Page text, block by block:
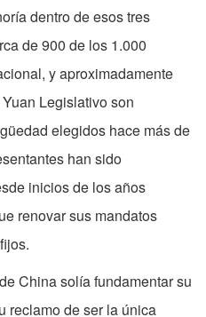
dentro de esos tres
de 900 de los 1.000
y aproximadamente
Legislativo son
elegidos hace más de
han sido
inicios de los años
renovar sus mandatos
China solía fundamentar su
reclamo de ser la única